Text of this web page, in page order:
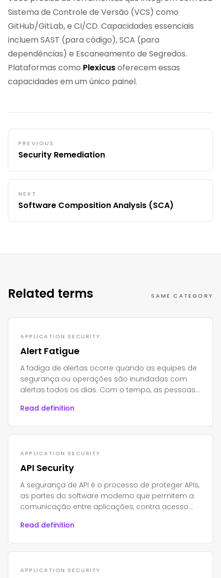
Sistema de Controle de Versão (VCS) como
GitHub/GitLab, e CI/CD. Capacidades essenciais
incluem SAST (para código), SCA (para
dependências) e Escaneamento de Segredos.
Plataformas como Plexicusoferecem essas
capacidades em um único painel.
PREVIOUS
Security Remediation
NEXT
Software Composition Analysis (SCA)
Related terms SAME CATEGORY
APPLICATION SECURITY
Alert Fatigue
A fadiga de alertas ocorre quando as equipes de
segurança ou operações são inundadas com
alertas todos os dias. Com o tempo, as pessoas
ignorá-los.
Read definition
APPLICATION SECURITY
API Security
A segurança de API é o processo de proteger APIs,
as partes do software moderno que permitem a
comunicação entre aplicações, contra acesso
Read definition
APPLICATION SECURITY